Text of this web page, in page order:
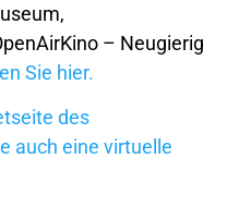
– Neugierig
Sie hier.
des
auch eine virtuelle